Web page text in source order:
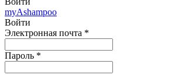
myAshampoo
Войти
Электронная почта *
Пароль *